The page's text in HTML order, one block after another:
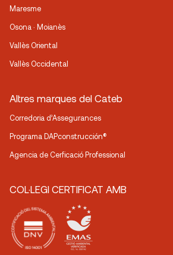
Maresme
Osona · Moianès
Vallès Oriental
Vallès Occidental
Altres marques del Cateb
Corredoria d’Assegurances
Programa DAPconstrucción®
Agencia de Cerficació Professional
COL·LEGI CERTIFICAT AMB